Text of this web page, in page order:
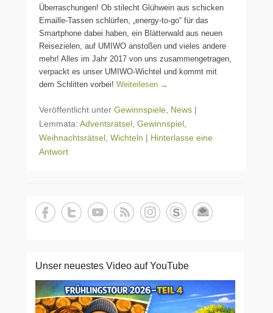
Überraschungen! Ob stilecht Glühwein aus schicken
Emaille-Tassen schlürfen, „energy-to-go“ für das
Smartphone dabei haben, ein Blätterwald aus neuen
Reisezielen, auf UMIWO anstoßen und vieles andere
mehr! Alles im Jahr 2017 von uns zusammengetragen,
verpackt es unser UMIWO-Wichtel und kommt mit
dem Schlitten vorbei! Weiterlesen →
Veröffentlicht unter Gewinnspiele News |
Lemmata: Adventsrätsel Gewinnspiel
Weihnachtsrätsel Wichteln | Hinterlasse eine
Antwort
Unser neuestes Video auf YouTube